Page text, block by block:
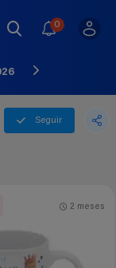
0
Seguir
2 meses